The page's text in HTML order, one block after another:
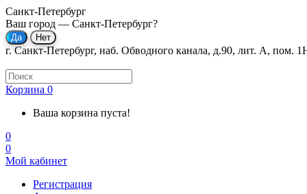
Санкт-Петербург
Ваш город — Санкт-Петербург?
г. Санкт-Петербург, наб. Обводного канала, д.90, лит. А, пом.
Корзина 0
Ваша корзина пуста!
0
0
Мой кабинет
Регистрация